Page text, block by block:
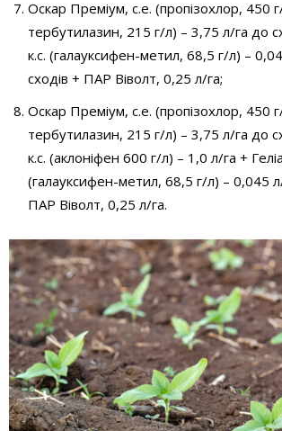
Оскар Преміум, с.е. (пропізохлор, 450
тербутилазин, 215 г/л) – 3,75 л/га до
к.с. (галауксифен-­метил, 68,5 г/л) –
сходів + ПАР Віволт, 0,25 л/га;
Оскар Преміум, с.е. (пропізохлор, 450
тербутилазин, 215 г/л) – 3,75 л/га до
к.с. (аклоніфен 600 г/л) – 1,0 л/га +
(галауксифен-метил, 68,5 г/л) – 0,045 л/
ПАР Віволт, 0,25 л/га.